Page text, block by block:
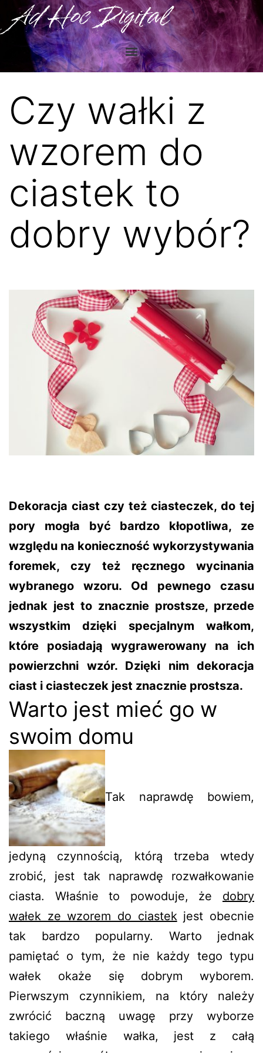
Ad Hoc Digital
Czy wałki z
wzorem do
ciastek to
dobry wybór?
Dekoracja ciast czy też ciasteczek, do tej
pory mogła być bardzo kłopotliwa, ze
względu na konieczność wykorzystywania
foremek, czy też ręcznego wycinania
wybranego wzoru. Od pewnego czasu
jednak jest to znacznie prostsze, przede
wszystkim dzięki specjalnym wałkom,
które posiadają wygrawerowany na ich
powierzchni wzór. Dzięki nim dekoracja
ciast i ciasteczek jest znacznie prostsza.
Warto jest mieć go w
swoim domu
Tak naprawdę bowiem,
jedyną czynnością, którą trzeba wtedy
zrobić, jest tak naprawdę rozwałkowanie
ciasta. Właśnie to powoduje, że dobry
wałek ze wzorem do ciastekjest obecnie
tak bardzo popularny. Warto jednak
pamiętać o tym, że nie każdy tego typu
wałek okaże się dobrym wyborem.
Pierwszym czynnikiem, na który należy
zwrócić baczną uwagę przy wyborze
takiego właśnie wałka, jest z całą